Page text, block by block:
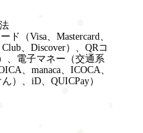
（Visa、Mastercard、
、Discover）、QRコ
、電子マネー（交通系
、manaca、ICOCA、
）、iD、QUICPay）